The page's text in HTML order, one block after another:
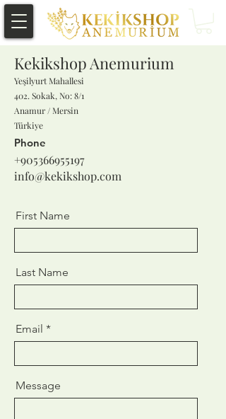
Kekikshop Anemurium
Yeşilyurt Mahallesi
402. Sokak, No: 8/1
Anamur / Mersin
Türkiye
Phone
+905366955197
info@kekikshop.com
First Name
Last Name
Email
Message